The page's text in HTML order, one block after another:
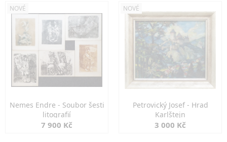
NOVÉ
Nemes Endre - Soubor šesti
litografií
7 900 Kč
NOVÉ
Petrovický Josef - Hrad
Karlštejn
3 000 Kč